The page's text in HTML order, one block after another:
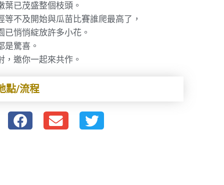
葉已茂盛整個枝頭。
等不及開始與瓜苗比賽誰爬最高了，
已悄悄綻放許多小花。
是驚喜。
，邀你一起來共作。
點/流程